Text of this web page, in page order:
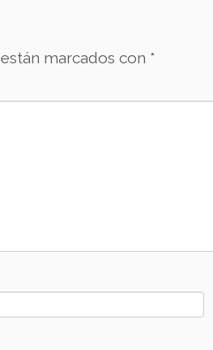
marcados con *